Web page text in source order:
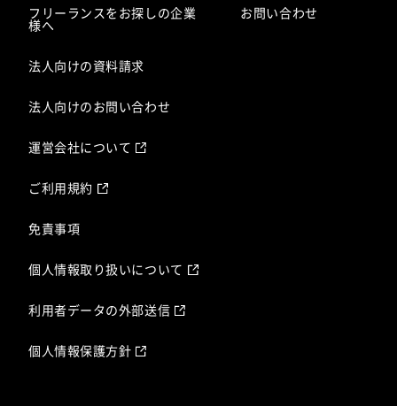
フリーランスをお探しの企業
様へ
法人向けの資料請求
法人向けのお問い合わせ
お問い合わせ
運営会社について
ご利用規約
免責事項
個人情報取り扱いについて
利用者データの外部送信
個人情報保護方針